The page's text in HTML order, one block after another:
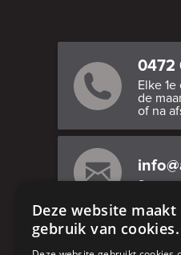
0472
Elke
de
of na
Stuur
Deze website maakt
gebruik van cookies.